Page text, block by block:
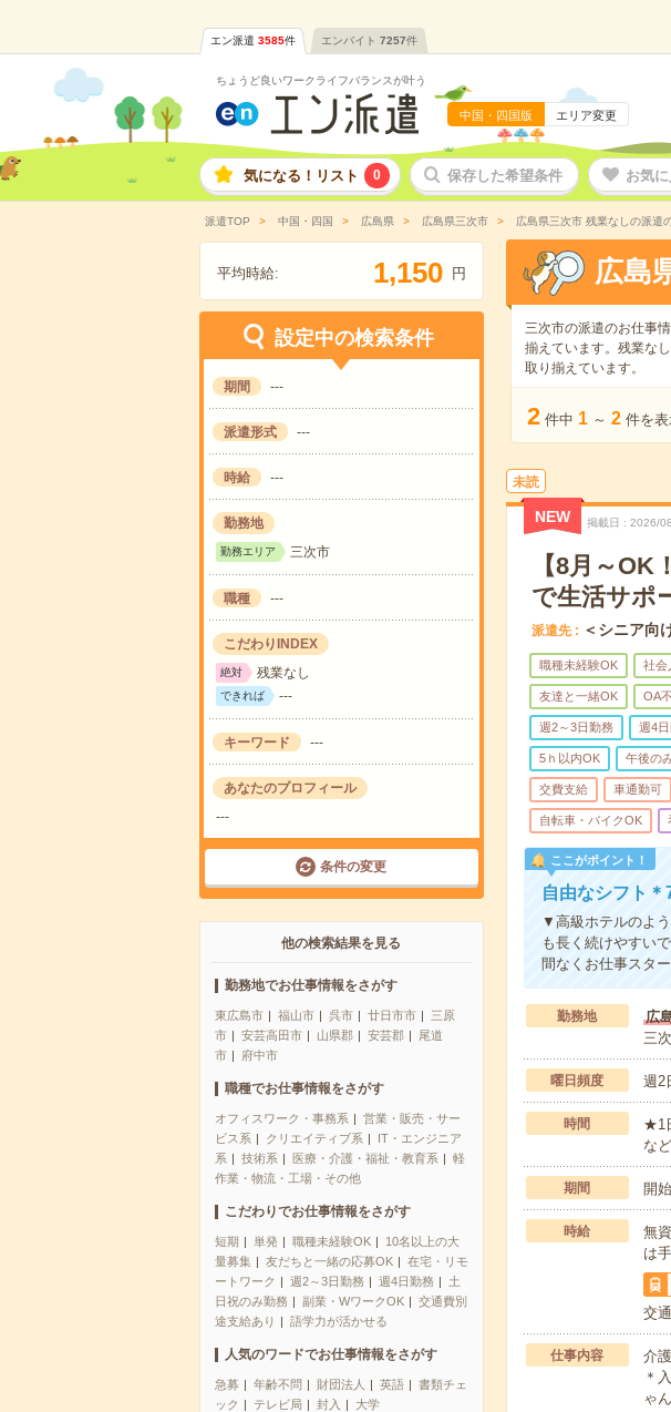
エン派遣 3585件 エンバイト 7257件
ちょうど良いワークライフバランスが叶う
中国・四国版 エリア変更
気になる！リスト 0 保存した希望条件 お気
派遣TOP 中国・四国 広島県 広島県三次市 広島県三次市 残業なしの派遣
平均時給: 1,150 円
設定中の検索条件
期間 ---
派遣形式 ---
時給 ---
勤務地
勤務エリア 三次市
職種 ---
こだわりINDEX
絶対 残業なし
できれば ---
キーワード ---
あなたのプロフィール
---
条件の変更
他の検索結果を見る
勤務地でお仕事情報をさがす
東広島市 福山市 呉市 廿日市市
三原
市
安芸高田市 山県郡 安芸郡
尾道
市
府中市
職種でお仕事情報をさがす
オフィスワーク・事務系
営業・販売・サー
ビス系
クリエイティブ系
IT・エンジニア
系
技術系 医療・介護・福祉・教育系
軽
作業・物流・工場・その他
こだわりでお仕事情報をさがす
短期 単発 職種未経験OK
10名以上の大
量募集
友だちと一緒の応募OK
在宅・リモ
ートワーク
週2～3日勤務 週4日勤務
土
日祝のみ勤務
副業・WワークOK
交通費別
途支給あり
語学力が活かせる
人気のワードでお仕事情報をさがす
急募 年齢不問 財団法人 英語
書類チェ
ック
テレビ局 封入 大学
広島
三次市の派遣のお仕事情
揃えています。残業なし
取り揃えています。
2 件中 1 ～ 2 件を
未読
NEW 掲載日 2026/
【8月～
で生活サポ
派遣先 ＜シニア向
職種未経験OK 社会
友達と一緒OK OA
週2～3日勤務 週4
5ｈ以内OK 午後の
交費支給 車通勤可
自転車・バイクOK
ここがポイント！
自由なシフト
▼高級ホテルのよ
も長く続けやすい
間なくお仕事スター
勤務地
広
三
曜日頻度 週2
時間
★1
など
期間 開
時給
無
は
交
仕事内容
介
＊
ゃ